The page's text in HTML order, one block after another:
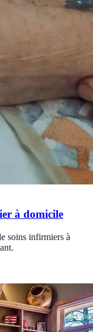
à domicile
soins infirmiers à